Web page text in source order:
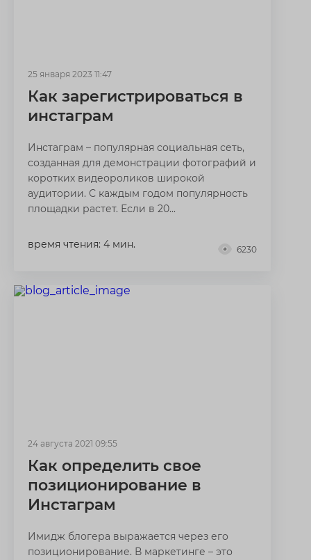
25 января 2023 11:47
Как зарегистрироваться в
инстаграм
Инстаграм – популярная социальная сеть,
созданная для демонстрации фотографий и
коротких видеороликов широкой
аудитории. С каждым годом популярность
площадки растет. Если в 20...
время чтения: 4 мин. 6230
24 августа 2021 09:55
Как определить свое
позиционирование в
Инстаграм
Имидж блогера выражается через его
позиционирование. В маркетинге – это